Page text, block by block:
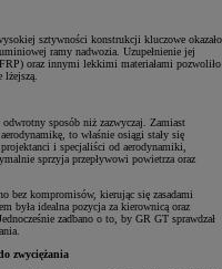
sztywności konstrukcji kluczowe okazało
ramy nadwozia. Uzupełnienie jej
oraz innymi lekkimi materiałami pozwoliło
sposób niż zazwyczaj. Zamiast
to właśnie osiągi stały się
i specjaliści od aerodynamiki,
sprzyja przepływowi powietrza oraz
bez kompromisów, kierując się zasadami
była idealna pozycja za kierownicą oraz
zadbano o to, by GR GT sprawdzał
zwyciężania